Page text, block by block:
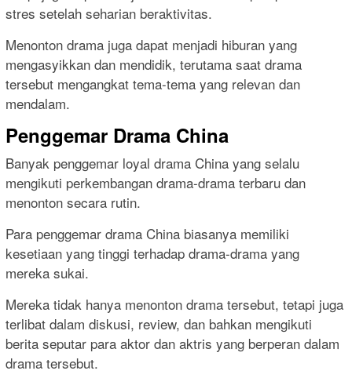
stres setelah seharian beraktivitas.
Menonton drama juga dapat menjadi hiburan yang
mengasyikkan dan mendidik, terutama saat drama
tersebut mengangkat tema-tema yang relevan dan
mendalam.
Penggemar Drama China
Banyak penggemar loyal drama China yang selalu
mengikuti perkembangan drama-drama terbaru dan
menonton secara rutin.
Para penggemar drama China biasanya memiliki
kesetiaan yang tinggi terhadap drama-drama yang
mereka sukai.
Mereka tidak hanya menonton drama tersebut, tetapi juga
terlibat dalam diskusi, review, dan bahkan mengikuti
berita seputar para aktor dan aktris yang berperan dalam
drama tersebut.